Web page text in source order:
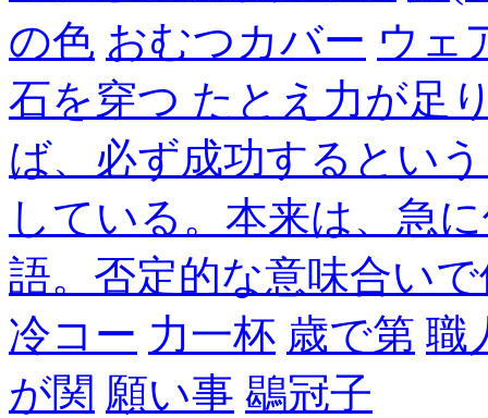
の色 おむつカバー ウェ
石を穿つ たとえ力が足
ば、必ず成功するとい
している。本来は、急
語。否定的な意味合い
冷コー 力一杯 歳で第 職
が関 願い事 鶡冠子